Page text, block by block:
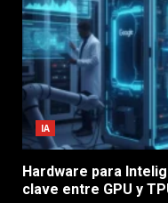
IA
Hardware para
clave entre GPU y